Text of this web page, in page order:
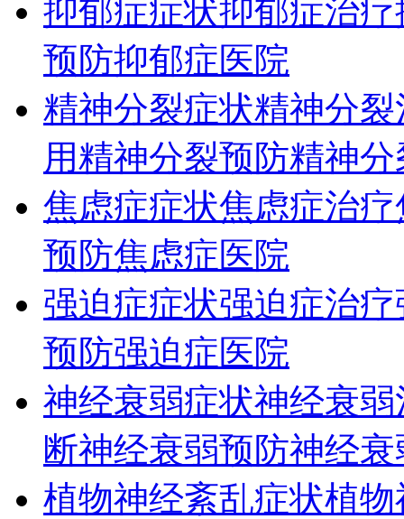
抑郁症症状抑郁症治疗
预防抑郁症医院
精神分裂症状精神分裂
用精神分裂预防精神
焦虑症症状焦虑症治疗
预防焦虑症医院
强迫症症状强迫症治疗
预防强迫症医院
神经衰弱症状神经衰弱
断神经衰弱预防神经
植物神经紊乱症状植物